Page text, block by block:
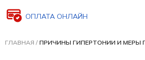
ОПЛАТА ОНЛАЙН
ГЛАВНАЯ / ПРИЧИНЫ ГИПЕРТОНИИ И МЕРЫ